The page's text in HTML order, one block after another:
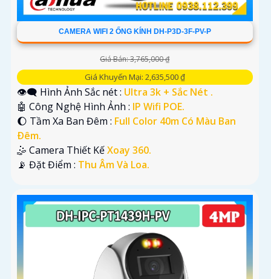
CAMERA WIFI 2 ỐNG KÍNH DH-P3D-3F-PV-P
Giá Bán: 3,765,000 ₫
Giá Khuyến Mại: 2,635,500 ₫
👁️‍🗨 Hình Ảnh Sắc nét : Ultra 3k + Sắc Nét .
🤖️ Công Nghệ Hình Ảnh : IP Wifi POE.
🌔 Tầm Xa Ban Đêm : Full Color 40m Có Màu Ban
Ðêm.
🤹 Camera Thiết KếXoay 360.
️📡 Đặt Điểm : Thu Âm Và Loa.